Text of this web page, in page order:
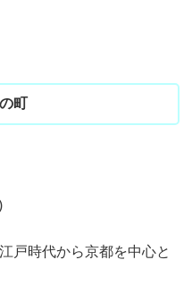
町
戸時代から京都を中心と